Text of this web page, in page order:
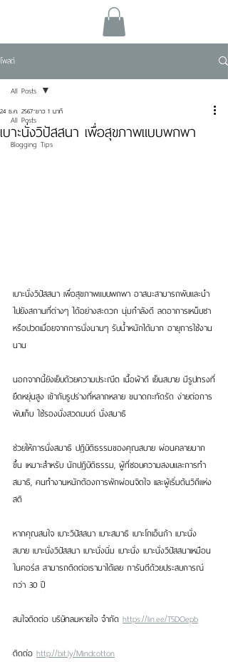
โพสต์
All Posts
Blogging Tips
All Posts
เบาะนั่งวิปัสสนา เพื่อสุขภาพแบบพกพา
24 ธ.ค. 2567 ยาว 1 นาที
เบาะนั่งวิปัสสนา เพื่อสุขภาพแบบพกพา อาสนะสามารถพับและนำ
ไปยังสถานที่ต่างๆ ได้อย่างสะดวก นุ่มกำลังดี ลดอาการเหน็บชา
หรือปวดเมื่อยจากการนั่งนานๆ รับน้ำหนักได้มาก อายุการใช้งาน
นาน
นอกจากนี้ยังเย็บด้วยความประณีต เนื้อผ้าดี เย็นสบาย มีรูปทรงที่
ยืดหยุ่นสูง เข้ากับรูปร่างที่หลากหลาย ขนาดกะทัดรัด ง่ายต่อการ
พับเก็บ ใช้รองนั่งสวดมนต์ นั่งสมาธิ
ช่วยให้การนั่งสมาธิ ปฏิบัติธรรมของคุณสบาย ผ่อนคลายมาก
ขึ้น เหมาะสำหรับ นักปฏิบัติธรรม, ผู้ที่ชอบความสงบและการทำ
สมาธิ, คนทำงานหนักต้องการพักผ่อนจิตใจ เเละผู้เริ่มต้นวิถีแห่ง
สติ
หากคุณสนใจ เบาะวิปัสสนา เบาะสมาธิ เบาะโกเอ็นก้า เบาะนั่ง
สบาย เบาะนั่งวิปัสสนา เบาะนั่งนิ่ม เบาะนั่ง เบาะนั่งวิปัสสนาเหมือน
ในคอร์ส สามารถติดต่อเรามาได้เลย การันตีด้วยประสบการณ์
กว่า 30 ปี
สนใจติดต่อ บริษัทลมหายใจ จำกัด https://lin.ee/T5DOepb
ติดต่อ http://bit.ly/Mindcotton